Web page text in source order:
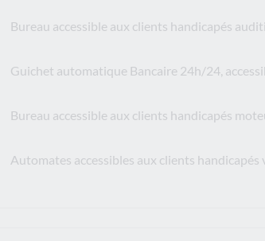
Bureau accessible aux clients handicapés
Guichet automatique Bancaire 24h/24,
Bureau accessible aux clients handicapés
Automates accessibles aux clients handicapés